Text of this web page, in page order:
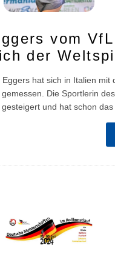
vom
der
hat sich in Italien mit
Die Sportlerin
und hat schon das